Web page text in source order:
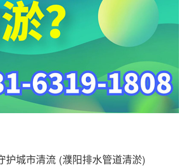
护城市清流 (濮阳排水管道清淤)